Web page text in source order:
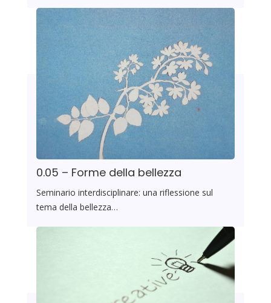
0.05 – Forme della bellezza
Seminario interdisciplinare: una riflessione sul
tema della bellezza…